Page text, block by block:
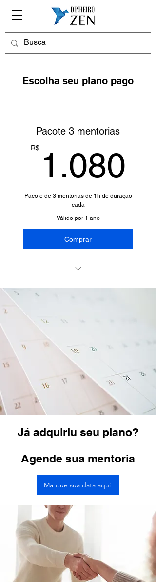
Escolha seu plano pago
Pacote 3 mentorias
R$ 1.080
Pacote de 3 mentorias de 1h de duração
cada
Válido por 1 ano
Comprar
Já adquiriu seu plano?
Agende sua mentoria
Marque sua data aqui